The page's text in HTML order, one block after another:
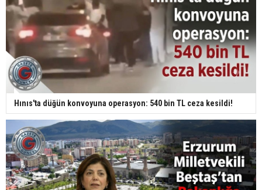
Hınıs'ta düğün konvoyuna operasyon: 540 bin TL ceza kesildi!